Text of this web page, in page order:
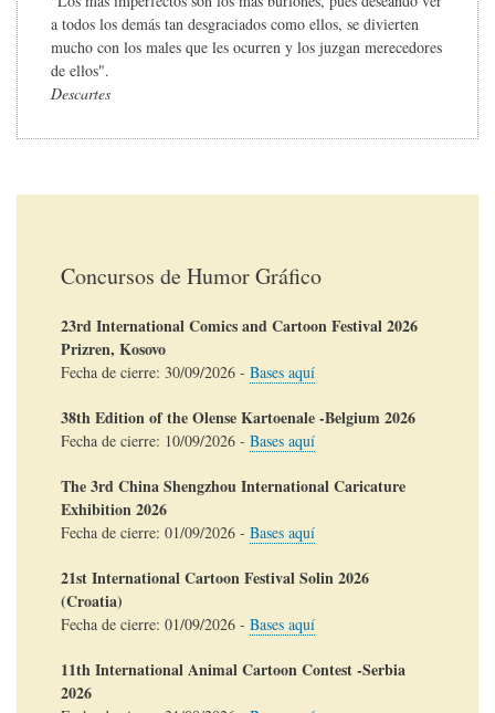
a todos los demás tan desgraciados como ellos, se divierten
mucho con los males que les ocurren y los juzgan merecedores
de ellos".
Descartes
Concursos de Humor Gráfico
23rd International Comics and Cartoon Festival 2026
Prizren, Kosovo
Fecha de cierre: 30/09/2026 - Bases aquí
38th Edition of the Olense Kartoenale -Belgium 2026
Fecha de cierre: 10/09/2026 - Bases aquí
The 3rd China Shengzhou International Caricature
Exhibition 2026
Fecha de cierre: 01/09/2026 - Bases aquí
21st International Cartoon Festival Solin 2026
(Croatia)
Fecha de cierre: 01/09/2026 - Bases aquí
11th International Animal Cartoon Contest -Serbia
2026